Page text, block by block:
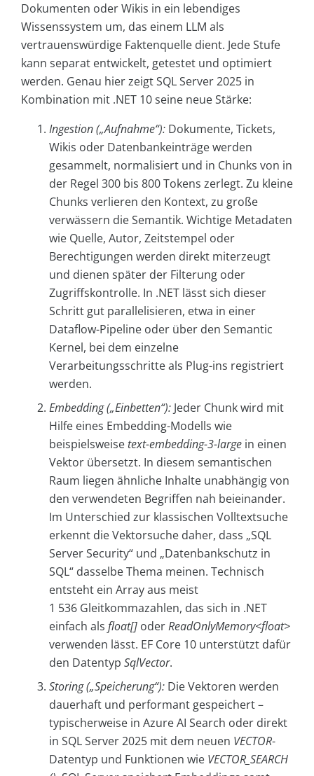
Dokumenten oder Wikis in ein lebendiges
Wissenssystem um, das einem LLM als
vertrauenswürdige Faktenquelle dient. Jede Stufe
kann separat entwickelt, getestet und optimiert
werden. Genau hier zeigt SQL Server 2025 in
Kombination mit .NET 10 seine neue Stärke:
Ingestion („Aufnahme“): Dokumente, Tickets,
Wikis oder Datenbankeinträge werden
gesammelt, normalisiert und in Chunks von in
der Regel 300 bis 800 Tokens zerlegt. Zu kleine
Chunks verlieren den Kontext, zu große
verwässern die Semantik. Wichtige Metadaten
wie Quelle, Autor, Zeitstempel oder
Berechtigungen werden direkt miterzeugt
und dienen später der Filterung oder
Zugriffskontrolle. In .NET lässt sich dieser
Schritt gut parallelisieren, etwa in einer
Dataflow-Pipeline oder über den Semantic
Kernel, bei dem einzelne
Verarbeitungsschritte als Plug-ins registriert
werden.
Embedding („Einbetten“): Jeder Chunk wird mit
Hilfe eines Embedding-Modells wie
beispielsweisetext-embedding-3-large in einen
Vektor übersetzt. In diesem semantischen
Raum liegen ähnliche Inhalte unabhängig von
den verwendeten Begriffen nah beieinander.
Im Unterschied zur klassischen Volltextsuche
erkennt die Vektorsuche daher, dass „SQL
Server Security“ und „Datenbankschutz in
SQL“ dasselbe Thema meinen. Technisch
entsteht ein Array aus meist
1 536 Gleitkommazahlen, das sich in .NET
einfach als float[] oderReadOnlyMemory<float>
verwenden lässt. EF Core 10 unterstützt dafür
den Datentyp SqlVector.
Storing („Speicherung“): Die Vektoren werden
dauerhaft und performant gespeichert –
typischerweise in Azure AI Search oder direkt
in SQL Server 2025 mit dem neuen VECTOR-
Datentyp und Funktionen wie VECTOR_SEARCH